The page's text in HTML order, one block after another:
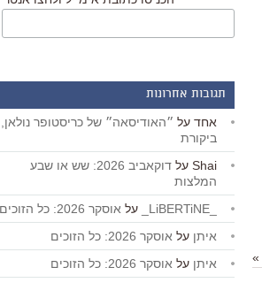
»
תגובות אחרונות
אחד על ״האודיסאה״ של כריסטופר נולאן,
ביקורת
Shai על
דוקאביב 2026: שש או שבע
המלצות
על אוסקר 2026: כל הזוכים
איתן על אוסקר 2026: כל הזוכים
איתן על אוסקר 2026: כל הזוכים